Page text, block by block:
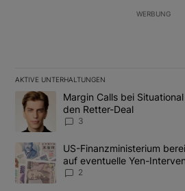
WERBUNG
AKTIVE UNTERHALTUNGEN
Das Folgende ist eine Liste der am
Ein Trendartikel mit dem Titel
Margin Calls bei
den Retter-Deal
3
Ein Trendartikel mit dem Titel "US-
US-Finanzministerium
auf eventuelle Yen-
2